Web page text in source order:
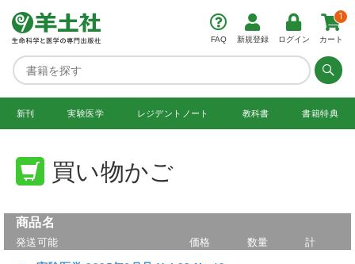
FAQ 新規登録 ログイン カート
1
新刊 実験医学 レジデント ノート 教科書 書籍特典
買い物かご
商品名
発送可能 価格 数量
計